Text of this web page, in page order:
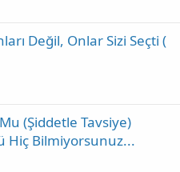
Değil, Onlar Sizi Seçti (
(Şiddetle Tavsiye)
Hiç Bilmiyorsunuz...